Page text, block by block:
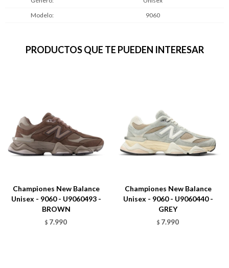
Modelo
9060
PRODUCTOS QUE TE PUEDEN INTERESAR
Championes New Balance
Unisex - 9060 - U9060493 -
BROWN
$ 7.990
Championes New Balance
Unisex - 9060 - U9060440 -
GREY
$ 7.990